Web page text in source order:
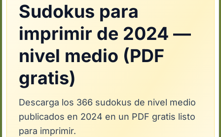
Sudokus para
imprimir de 2024 —
nivel medio (PDF
gratis)
Descarga los 366 sudokus de nivel medio
publicados en 2024 en un PDF gratis listo
para imprimir.